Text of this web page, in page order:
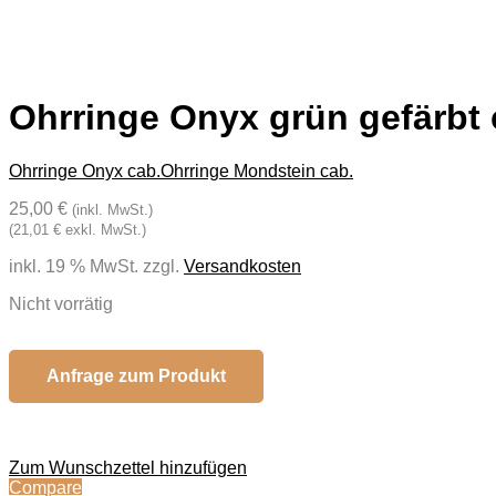
Ohrringe Onyx grün gefärbt
Ohrringe Onyx cab.Ohrringe Mondstein cab.
25,00 € (inkl. MwSt.)
(21,01 € exkl. MwSt.)
inkl. 19 % MwSt. zzgl. Versandkosten
Nicht vorrätig
Anfrage zum Produkt
Zum Wunschzettel hinzufügen
Compare